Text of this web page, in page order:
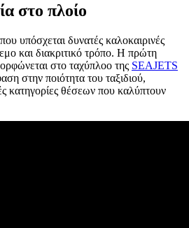
στο πλοίο
υπόσχεται δυνατές καλοκαιρινές
και διακριτικό τρόπο. Η πρώτη
στο ταχύπλοο της SEAJETS
στην ποιότητα του ταξιδιού,
κατηγορίες θέσεων που καλύπτουν